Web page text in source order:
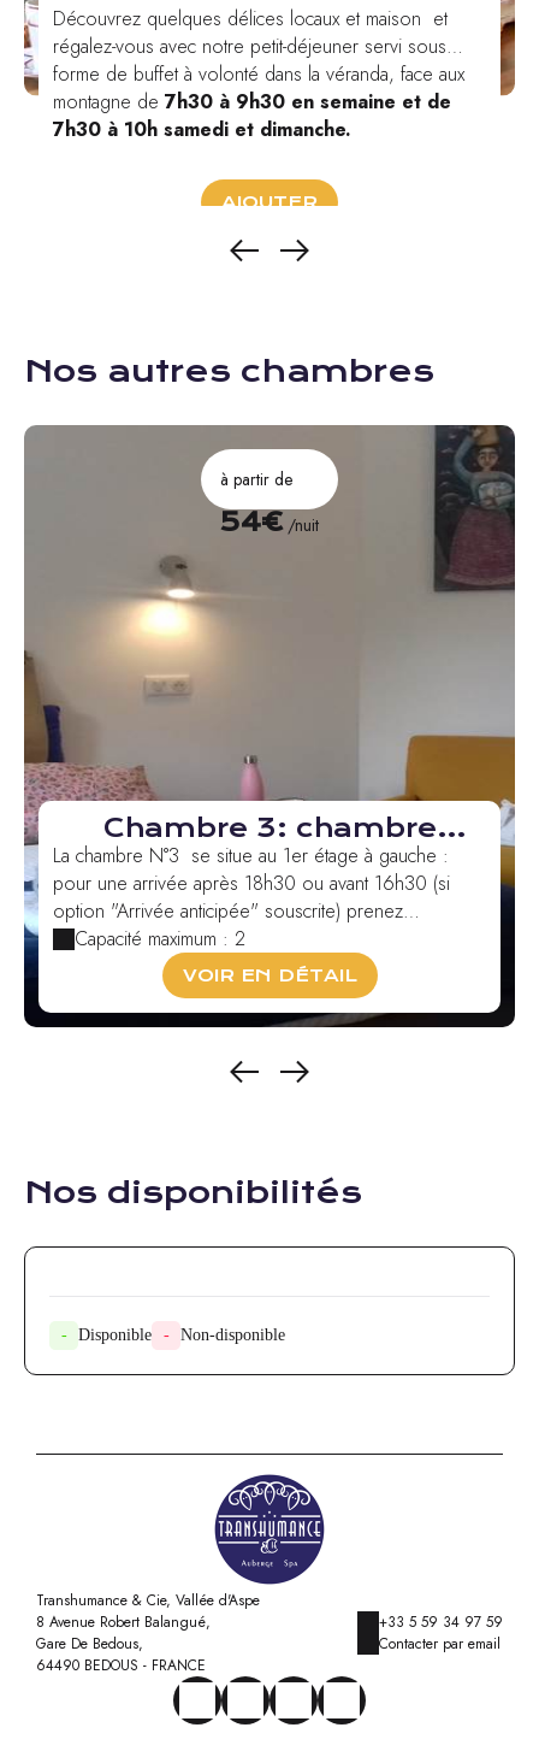
Découvrez quelques délices locaux et maison et
régalez-vous avec notre petit-déjeuner servi sous
forme de buffet à volonté dans la véranda, face aux
montagne de 7h30 à 9h30 en semaine et de
7h30 à 10h samedi et dimanche.
AJOUTER
Nos autres chambres
à partir de
54€/nuit
Chambre 3: chambre
double ou twin Bugada
La chambre N°3 se situe au 1er étage à gauche :
pour une arrivée après 18h30 ou avant 16h30 (si
option "Arrivée anticipée" souscrite) prenez
directem...
Capacité maximum : 2
VOIR EN DÉTAIL
Nos disponibilités
- Disponible - Non-disponible
Transhumance & Cie, Vallée d'Aspe
8 Avenue Robert Balangué,
Gare De Bedous,
64490 BEDOUS - FRANCE
+33 5 59 34 97 59
Contacter par email